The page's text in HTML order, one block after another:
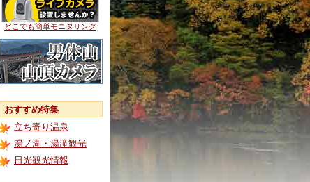
どこでも簡単モニタリング
おすすめ特集
立ち寄り温泉
湯ノ湖・湯滝観光
日光観光情報